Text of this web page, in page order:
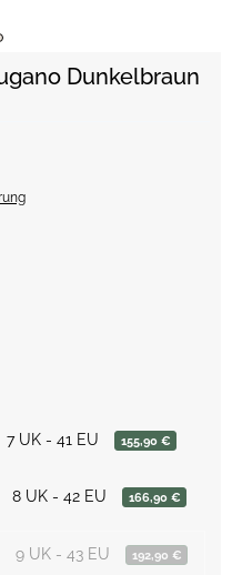
Dunkelbraun
7 UK - 41 EU 155,90 €
8 UK - 42 EU 166,90 €
9 UK - 43 EU 192,90 €